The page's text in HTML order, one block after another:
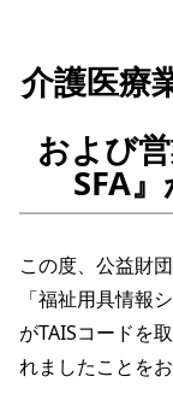
介護医療
および
SFA
この度、公益財
「福祉用具情報
がTAISコードを
れましたことを